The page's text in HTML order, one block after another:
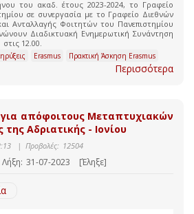
του ακαδ. έτους 2023-2024, το Γραφείο
σε συνεργασία με το Γραφείο Διεθνών
Ανταλλαγής Φοιτητών του Πανεπιστημίου
Διαδικτυακή Ενημερωτική Συνάντηση
12.00.
Erasmus Πρακτική Άσκηση Erasmus
Περισσότερα
απόφοιτους Μεταπτυχιακών
Αδριατικής - Ιονίου
| Προβολές: 12504
Λήξη: 31-07-2023 [Έληξε]